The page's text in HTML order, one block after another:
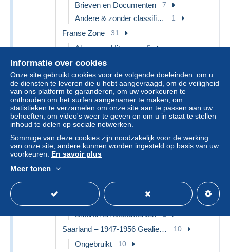
Brieven en Documenten 7
Andere & zonder classificatie 1
Franse Zone 31
Algemene Uitgaven 5
Baden 4
Rijnland-Palts 6
Württemberg 16
Berlijn & Brandenburg 1
Sovjetzone 18
Postfris 10
Brieven en Documenten
Afgestempeld
Postfris 11
Brieven en Documenten 1
Saarland – 1947-1956 Gealieerde bezetting 10
Ongebruikt 10
Informatie over cookies
Onze site gebruikt cookies voor de volgende doeleinden: om u
de diensten te leveren die u hebt aangevraagd, om de veiligheid
van ons platform te garanderen, om uw voorkeuren te
onthouden om het surfen aangenamer te maken, om
statistieken te verzamelen om onze site aan te passen aan uw
behoeften, om video's weer te geven en om u in staat te stellen
inhoud te delen op sociale netwerken.
Sommige van deze cookies zijn noodzakelijk voor de werking
van onze site, andere kunnen worden ingesteld op basis van uw
voorkeuren. En savoir plus
Meer tonen